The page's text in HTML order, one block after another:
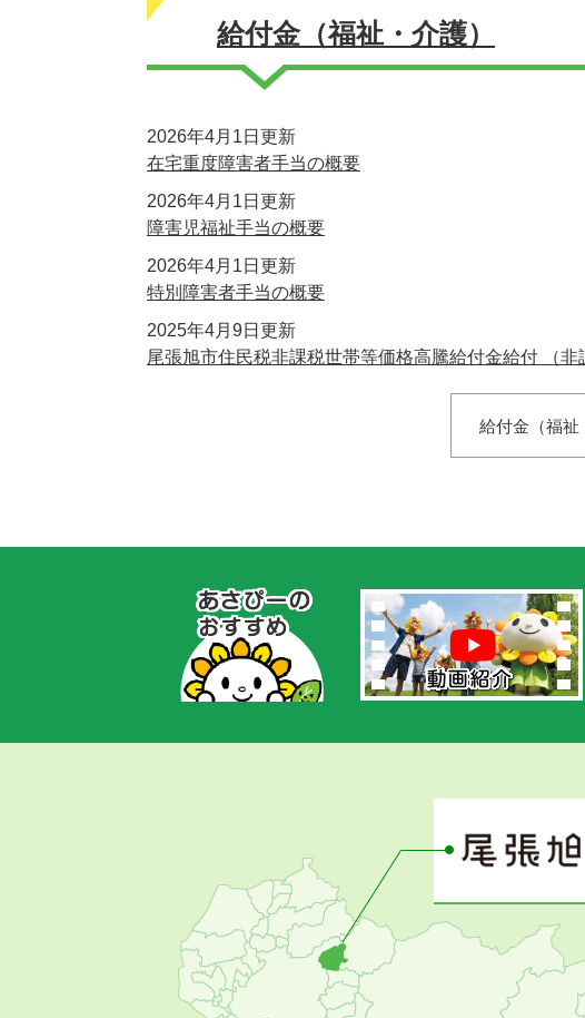
給付金（福祉・介護）
2026年4月1日更新
在宅重度障害者手当の概要
2026年4月1日更新
障害児福祉手当の概要
2026年4月1日更新
特別障害者手当の概要
2025年4月9日更新
尾張旭市住民税非課税世帯等価格高騰給付金給付 （非
給付金（福祉
あ
す
め